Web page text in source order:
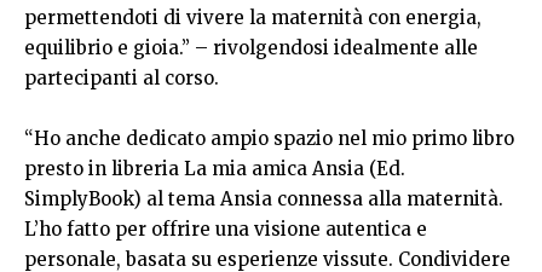
permettendoti di vivere la maternità con energia,
equilibrio e gioia.” – rivolgendosi idealmente alle
partecipanti al corso.
“Ho anche dedicato ampio spazio nel mio primo libro
presto in libreria La mia amica Ansia (Ed.
SimplyBook) al tema Ansia connessa alla maternità.
L’ho fatto per offrire una visione autentica e
personale, basata su esperienze vissute. Condividere